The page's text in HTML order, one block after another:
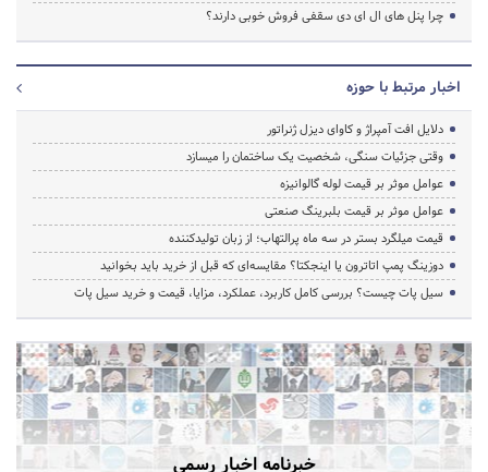
چرا پنل های ال ای دی سقفی فروش خوبی دارند؟
اخبار مرتبط با حوزه
دلایل افت آمپراژ و کاوای دیزل ژنراتور
وقتی جزئیات سنگی، شخصیت یک ساختمان را میسازد
عوامل موثر بر قیمت لوله گالوانیزه
عوامل موثر بر قیمت بلبرینگ صنعتی
قیمت میلگرد بستر در سه ماه پرالتهاب؛ از زبان تولیدکننده
دوزینگ پمپ اتاترون یا اینجکتا؟ مقایسه‌ای که قبل از خرید باید بخوانید
سیل پات چیست؟ بررسی کامل کاربرد، عملکرد، مزایا، قیمت و خرید سیل پات
خبرنامه اخبار رسمی